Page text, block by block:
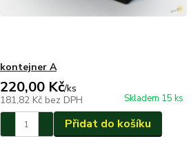
kontejner A
220,00 Kč/ks
181,82 Kč bez DPH Skladem 15 ks
Přidat do košíku